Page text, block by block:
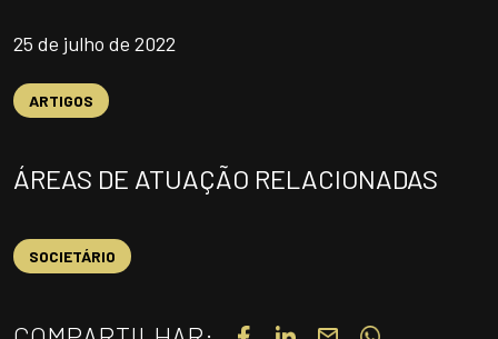
PORTAL DE CONTEÚDO
PRIVACIDADE
25 de julho de 2022
ARTIGOS
ÁREAS DE ATUAÇÃO RELACIONADAS
SOCIETÁRIO